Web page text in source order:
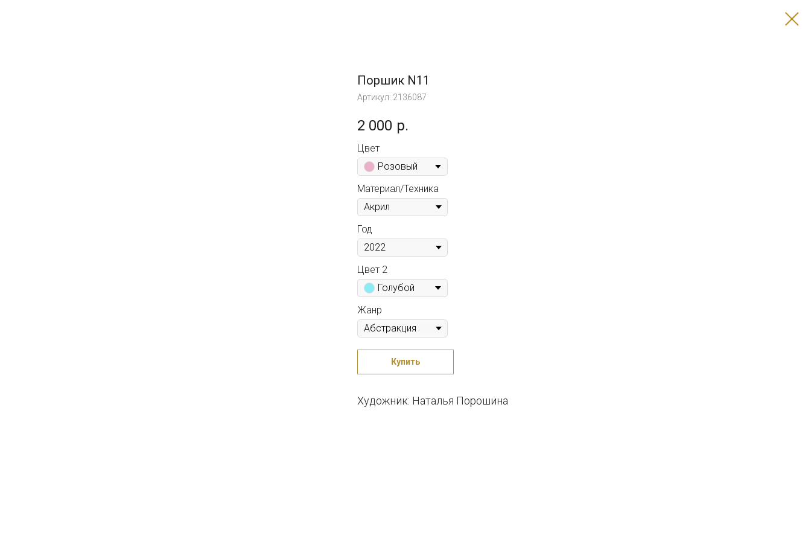
Поршик N11
Артикул: 2136087
2 000 р.
Цвет
Розовый
Материал/Техника
Год
Цвет 2
Голубой
Жанр
Купить
Художник: Наталья Порошина